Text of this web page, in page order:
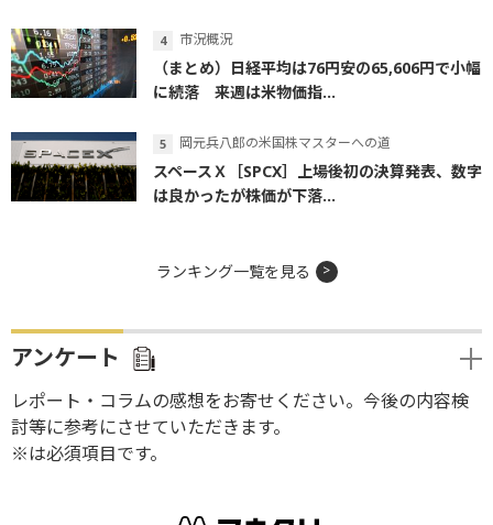
市況概況
（まとめ）日経平均は76円安の65,606円で小幅
に続落 来週は米物価指...
岡元兵八郎の米国株マスターへの道
スペースＸ［SPCX］上場後初の決算発表、数字
は良かったが株価が下落...
ランキング一覧を見る
アンケート
レポート・コラムの感想をお寄せください。今後の内容検
討等に参考にさせていただきます。
※は必須項目です。